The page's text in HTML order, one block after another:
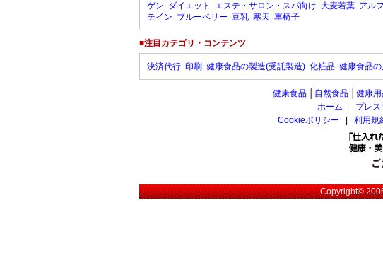
ゲン ダイエット エステ・サロン・スパ向け 大麦若葉 アル
テイン ブルーベリー 豆乳 寒天 車椅子
■注目カテゴリ・コンテンツ
決済代行 印刷 健康食品の製造(受託製造) 化粧品 健康食品
健康食品 自然食品 健康
ホーム
プレス
Cookieポリシー
利用規
Copyright©